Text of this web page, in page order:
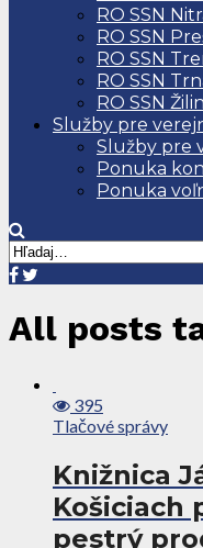
RO SSN
RO SSN
RO SSN
RO SSN
RO SSN
Služby pre
Služby pre
Ponuka
Ponuka
All posts
395
Tlačové správy
Knižnica
Košiciach
pestrý